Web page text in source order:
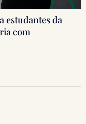
estudantes da
com